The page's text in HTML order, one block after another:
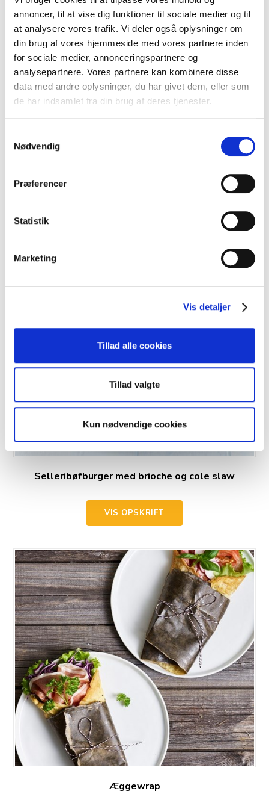
annoncer, til at vise dig funktioner til sociale medier og til
at analysere vores trafik. Vi deler også oplysninger om
din brug af vores hjemmeside med vores partnere inden
for sociale medier, annonceringspartnere og
analysepartnere. Vores partnere kan kombinere disse
data med andre oplysninger, du har givet dem, eller som
de har indsamlet fra din brug af deres tjenester.
Nødvendig
Præferencer
Statistik
Marketing
Vis detaljer
Tillad alle cookies
Tillad valgte
Kun nødvendige cookies
Selleribøfburger med brioche og cole slaw
VIS OPSKRIFT
Æggewrap